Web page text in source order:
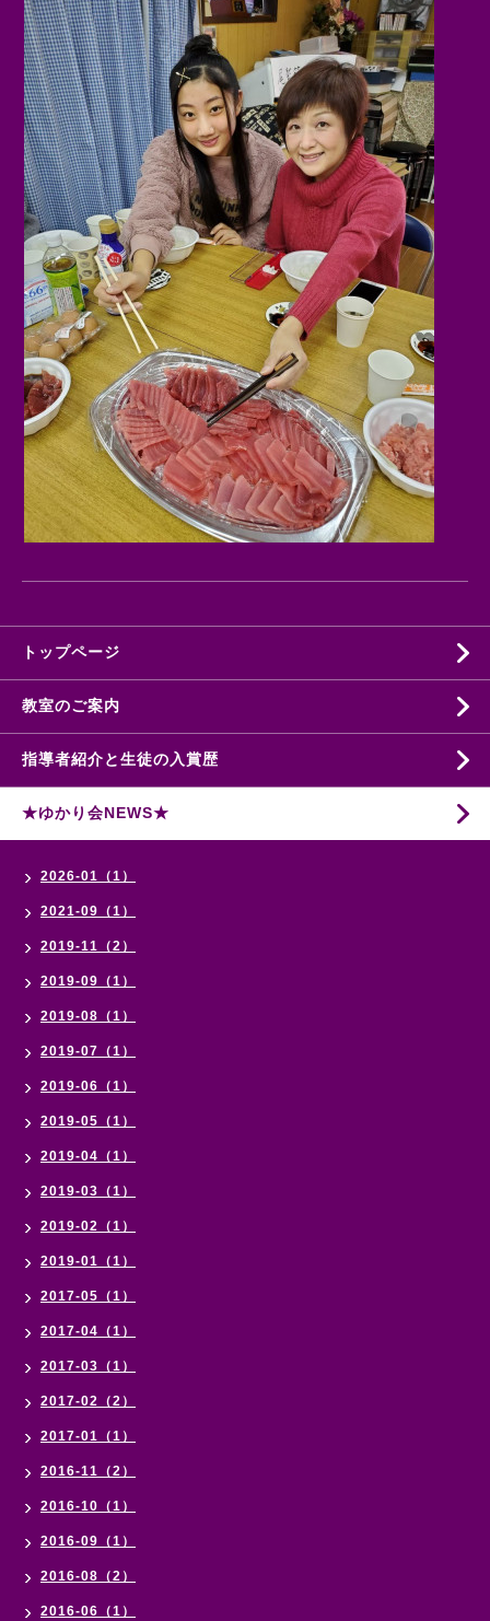
トップページ
教室のご案内
指導者紹介と生徒の入賞歴
★ゆかり会NEWS★
2026-01（1）
2021-09（1）
2019-11（2）
2019-09（1）
2019-08（1）
2019-07（1）
2019-06（1）
2019-05（1）
2019-04（1）
2019-03（1）
2019-02（1）
2019-01（1）
2017-05（1）
2017-04（1）
2017-03（1）
2017-02（2）
2017-01（1）
2016-11（2）
2016-10（1）
2016-09（1）
2016-08（2）
2016-06（1）